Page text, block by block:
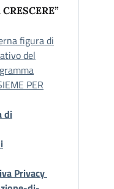
figura di
del
PER
di
Privacy